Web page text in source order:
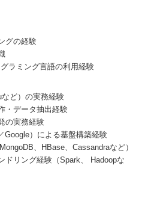
グの経験
ラミング言語の利用経験
など）の実務経験
・データ抽出経験
の実務経験
Google）による基盤構築経験
、HBase、Cassandraなど）
ドリング経験（Spark、 Hadoopな